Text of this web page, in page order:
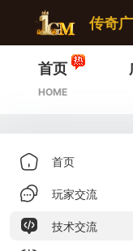
传奇
首页
HOME
首页
玩家交流
技术交流